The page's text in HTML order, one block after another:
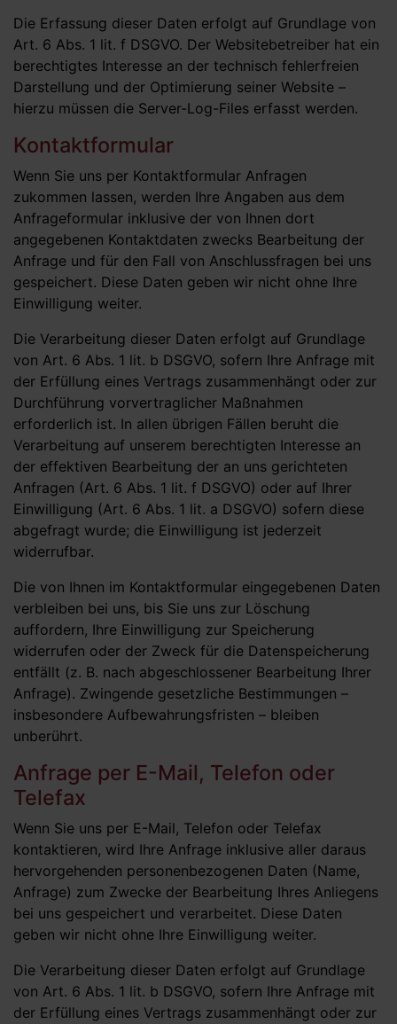
Die Erfassung dieser Daten erfolgt auf Grundlage von
Art. 6 Abs. 1 lit. f DSGVO. Der Websitebetreiber hat ein
berechtigtes Interesse an der technisch fehlerfreien
Darstellung und der Optimierung seiner Website –
hierzu müssen die Server-Log-Files erfasst werden.
Kontaktformular
Wenn Sie uns per Kontaktformular Anfragen
zukommen lassen, werden Ihre Angaben aus dem
Anfrageformular inklusive der von Ihnen dort
angegebenen Kontaktdaten zwecks Bearbeitung der
Anfrage und für den Fall von Anschlussfragen bei uns
gespeichert. Diese Daten geben wir nicht ohne Ihre
Einwilligung weiter.
Die Verarbeitung dieser Daten erfolgt auf Grundlage
von Art. 6 Abs. 1 lit. b DSGVO, sofern Ihre Anfrage mit
der Erfüllung eines Vertrags zusammenhängt oder zur
Durchführung vorvertraglicher Maßnahmen
erforderlich ist. In allen übrigen Fällen beruht die
Verarbeitung auf unserem berechtigten Interesse an
der effektiven Bearbeitung der an uns gerichteten
Anfragen (Art. 6 Abs. 1 lit. f DSGVO) oder auf Ihrer
Einwilligung (Art. 6 Abs. 1 lit. a DSGVO) sofern diese
abgefragt wurde; die Einwilligung ist jederzeit
widerrufbar.
Die von Ihnen im Kontaktformular eingegebenen Daten
verbleiben bei uns, bis Sie uns zur Löschung
auffordern, Ihre Einwilligung zur Speicherung
widerrufen oder der Zweck für die Datenspeicherung
entfällt (z. B. nach abgeschlossener Bearbeitung Ihrer
Anfrage). Zwingende gesetzliche Bestimmungen –
insbesondere Aufbewahrungsfristen – bleiben
unberührt.
Anfrage per E-Mail, Telefon oder
Telefax
Wenn Sie uns per E-Mail, Telefon oder Telefax
kontaktieren, wird Ihre Anfrage inklusive aller daraus
hervorgehenden personenbezogenen Daten (Name,
Anfrage) zum Zwecke der Bearbeitung Ihres Anliegens
bei uns gespeichert und verarbeitet. Diese Daten
geben wir nicht ohne Ihre Einwilligung weiter.
Die Verarbeitung dieser Daten erfolgt auf Grundlage
von Art. 6 Abs. 1 lit. b DSGVO, sofern Ihre Anfrage mit
der Erfüllung eines Vertrags zusammenhängt oder zur